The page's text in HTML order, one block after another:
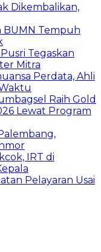
Dikembalikan,
BUMN Tempuh
Tegaskan
Mitra
Perdata, Ahli
Raih Gold
Lewat Program
IRT di
Pelayaran Usai